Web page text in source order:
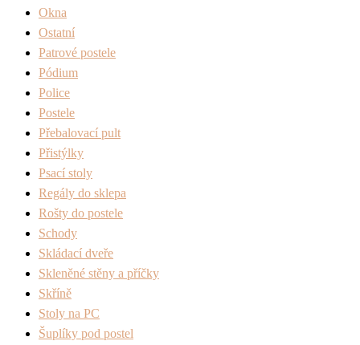
Okna
Ostatní
Patrové postele
Pódium
Police
Postele
Přebalovací pult
Přistýlky
Psací stoly
Regály do sklepa
Rošty do postele
Schody
Skládací dveře
Skleněné stěny a příčky
Skříně
Stoly na PC
Šuplíky pod postel